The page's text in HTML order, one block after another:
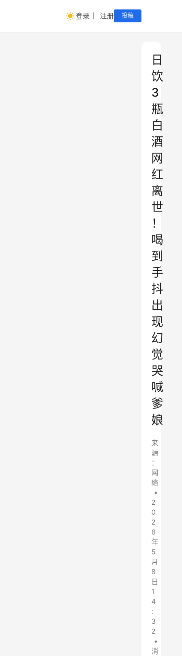
登录 注册 投稿
日
饮
3
瓶
白
酒
网
红
离
世
！
喝
到
手
抖
出
现
幻
觉
哭
喊
爹
娘
来
源
：
网
络
•
2
0
2
6
年
5
月
8
日
1
4
:
3
2
•
消